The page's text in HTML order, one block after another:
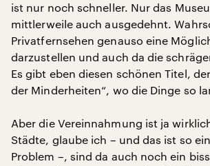
ist nur noch schneller. Nur das
mittlerweile auch ausgedehnt.
Privatfernsehen genauso eine
darzustellen und auch da die
Es gibt eben diesen schönen Titel,
der Minderheiten“, wo die Dinge so
Aber die Vereinnahmung ist ja
Städte, glaube ich – und das ist so
Problem –, sind da auch noch ein